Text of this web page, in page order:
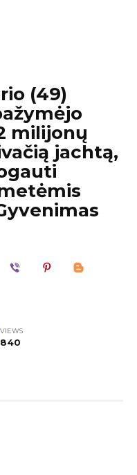
(49)
milijonų
jachtą,
VIEWS
840